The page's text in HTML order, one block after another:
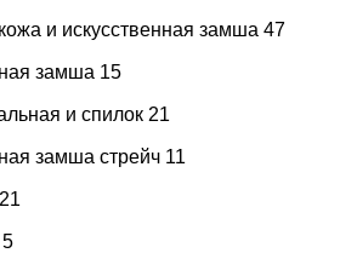
и искусственная замша 47
замша 15
и спилок 21
замша стрейч 11
21
5